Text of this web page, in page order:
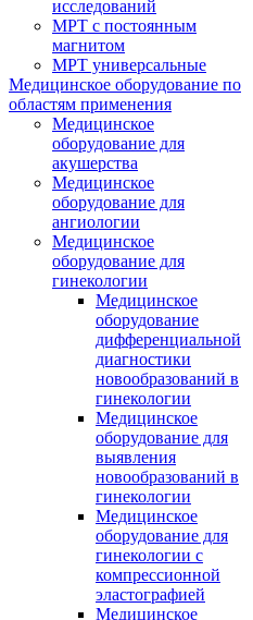
исследований
МРТ с постоянным
магнитом
МРТ универсальные
Медицинское оборудование по
областям применения
Медицинское
оборудование для
акушерства
Медицинское
оборудование для
ангиологии
Медицинское
оборудование для
гинекологии
Медицинское
оборудование
дифференциальной
диагностики
новообразований в
гинекологии
Медицинское
оборудование для
выявления
новообразований в
гинекологии
Медицинское
оборудование для
гинекологии с
компрессионной
эластографией
Медицинское